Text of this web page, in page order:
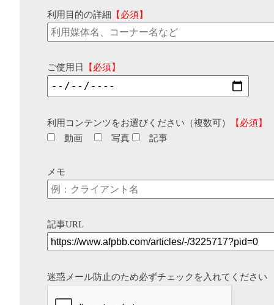
利用目的の詳細 【必須】
ご使用日 【必須】
利用コンテンツをお選びください（複数可）
【必須】
動画
写真 記事
メモ
記事URL
迷惑メール防止のため必ずチェックを入れてください